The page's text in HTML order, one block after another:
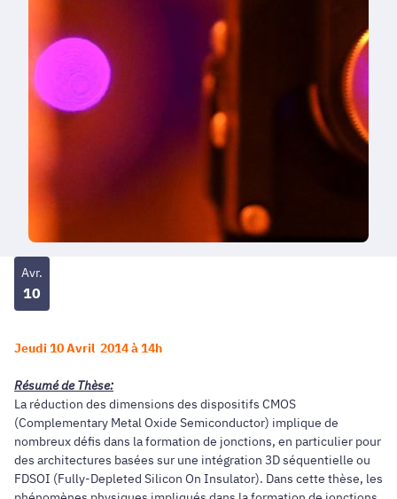
Avr.
10
Jeudi 10 Avril 2014 à 14h
Résumé de Thèse:
La réduction des dimensions des dispositifs CMOS
(Complementary Metal Oxide Semiconductor) implique de
nombreux défis dans la formation de jonctions, en particulier pour
des architectures basées sur une intégration 3D séquentielle ou
FDSOI (Fully-Depleted Silicon On Insulator). Dans cette thèse, les